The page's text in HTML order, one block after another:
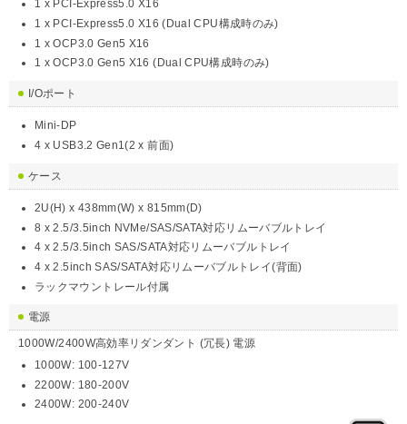
1 x PCI-Express5.0 X16
1 x PCI-Express5.0 X16 (Dual CPU構成時のみ)
1 x OCP3.0 Gen5 X16
1 x OCP3.0 Gen5 X16 (Dual CPU構成時のみ)
I/Oポート
Mini-DP
4 x USB3.2 Gen1(2 x 前面)
ケース
2U(H) x 438mm(W) x 815mm(D)
8 x 2.5/3.5inch NVMe/SAS/SATA対応リムーバブルトレイ
4 x 2.5/3.5inch SAS/SATA対応リムーバブルトレイ
4 x 2.5inch SAS/SATA対応リムーバブルトレイ(背面)
ラックマウントレール付属
電源
1000W/2400W高効率リダンダント (冗長) 電源
1000W: 100-127V
2200W: 180-200V
2400W: 200-240V